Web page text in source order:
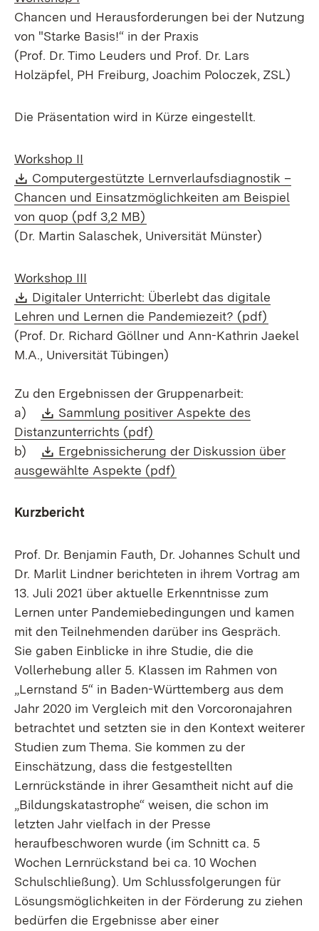
Chancen und Herausforderungen bei der Nutzung
von "Starke Basis!“ in der Praxis
(Prof. Dr. Timo Leuders und Prof. Dr. Lars
Holzäpfel, PH Freiburg, Joachim Poloczek, ZSL)
Die Präsentation wird in Kürze eingestellt.
Workshop II
Download:
Computergestützte Lernverlaufsdiagnostik –
Chancen und Einsatzmöglichkeiten am Beispiel
von quop (pdf 3,2 MB)
(Dr. Martin Salaschek, Universität Münster)
Workshop III
Download:
Digitaler Unterricht: Überlebt das digitale
Lehren und Lernen die Pandemiezeit? (pdf)
(Prof. Dr. Richard Göllner und Ann-Kathrin Jaekel
M.A., Universität Tübingen)
Zu den Ergebnissen der Gruppenarbeit:
a)
Download:
Sammlung positiver Aspekte des
Distanzunterrichts (pdf)
b)
Download:
Ergebnissicherung der Diskussion über
ausgewählte Aspekte (pdf)
Kurzbericht
Prof. Dr. Benjamin Fauth, Dr. Johannes Schult und
Dr. Marlit Lindner berichteten in ihrem Vortrag am
13. Juli 2021 über aktuelle Erkenntnisse zum
Lernen unter Pandemiebedingungen und kamen
mit den Teilnehmenden darüber ins Gespräch.
Sie gaben Einblicke in ihre Studie, die die
Vollerhebung aller 5. Klassen im Rahmen von
„Lernstand 5“ in Baden-Württemberg aus dem
Jahr 2020 im Vergleich mit den Vorcoronajahren
betrachtet und setzten sie in den Kontext weiterer
Studien zum Thema. Sie kommen zu der
Einschätzung, dass die festgestellten
Lernrückstände in ihrer Gesamtheit nicht auf die
„Bildungskatastrophe“ weisen, die schon im
letzten Jahr vielfach in der Presse
heraufbeschworen wurde (im Schnitt ca. 5
Wochen Lernrückstand bei ca. 10 Wochen
Schulschließung). Um Schlussfolgerungen für
Lösungsmöglichkeiten in der Förderung zu ziehen
bedürfen die Ergebnisse aber einer